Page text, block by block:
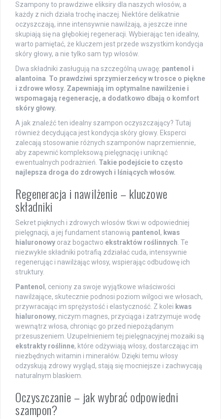
Szampony to prawdziwe eliksiry dla naszych włosów, a
każdy z nich działa trochę inaczej. Niektóre delikatnie
oczyszczają, inne intensywnie nawilżają, a jeszcze inne
skupiają się na głębokiej regeneracji. Wybierając ten idealny,
warto pamiętać, że kluczem jest przede wszystkim kondycja
skóry głowy, a nie tylko sam typ włosów.
Dwa składniki zasługują na szczególną uwagę: pantenol i
alantoina To prawdziwi sprzymierzeńcy w trosce o piękne
i zdrowe włosy. Zapewniają im optymalne nawilżenie i
wspomagają regenerację, a dodatkowo dbają o komfort
skóry głowy.
A jak znaleźć ten idealny szampon oczyszczający? Tutaj
również decydująca jest kondycja skóry głowy. Eksperci
zalecają stosowanie różnych szamponów naprzemiennie,
aby zapewnić kompleksową pielęgnację i uniknąć
ewentualnych podrażnień. Takie podejście to często
najlepsza droga do zdrowych i lśniących włosów.
Regeneracja i nawilżenie – kluczowe
składniki
Sekret pięknych i zdrowych włosów tkwi w odpowiedniej
pielęgnacji, a jej fundament stanowią pantenol , kwas
hialuronowy oraz bogactwo ekstraktów roślinnych . Te
niezwykłe składniki potrafią zdziałać cuda, intensywnie
regenerując i nawilżając włosy, wspierając odbudowę ich
struktury.
Pantenol , ceniony za swoje wyjątkowe właściwości
nawilżające, skutecznie podnosi poziom wilgoci we włosach,
przywracając im sprężystość i elastyczność. Z kolei kwas
hialuronowy, niczym magnes, przyciąga i zatrzymuje wodę
wewnątrz włosa, chroniąc go przed niepożądanym
przesuszeniem. Uzupełnieniem tej pielęgnacyjnej mozaiki są
ekstrakty roślinne, które odżywiają włosy, dostarczając im
niezbędnych witamin i minerałów. Dzięki temu włosy
odzyskują zdrowy wygląd, stają się mocniejsze i zachwycają
naturalnym blaskiem.
Oczyszczanie – jak wybrać odpowiedni
szampon?